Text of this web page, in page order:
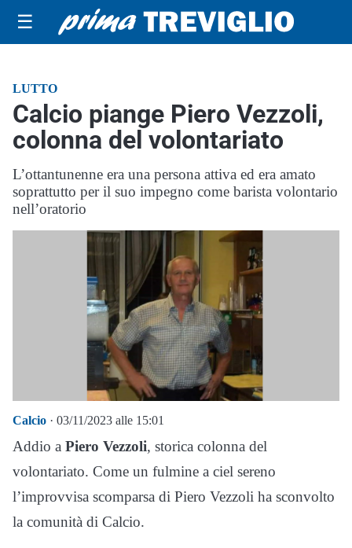
☰
LUTTO
Calcio piange Piero Vezzoli,
colonna del volontariato
L’ottantunenne era una persona attiva ed era amato
soprattutto per il suo impegno come barista volontario
nell’oratorio
Calcio · 03/11/2023 alle 15:01
Addio a Piero Vezzoli, storica colonna del
volontariato. Come un fulmine a ciel sereno
l’improvvisa scomparsa di Piero Vezzoli ha sconvolto
la comunità di Calcio.